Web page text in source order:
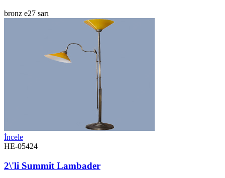
bronz e27 sarı
İncele
HE-05424
2\'li Summit Lambader